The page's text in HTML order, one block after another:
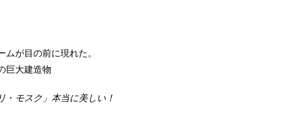
が目の前に現れた。
巨大建造物
・ モスク」本当に美しい！